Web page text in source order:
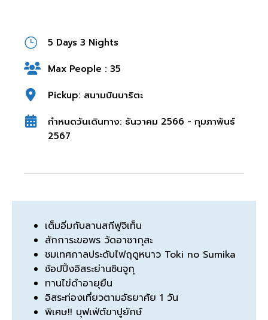
5 Days 3 Nights
Max People : 35
Pickup: สนามบินนาริตะ
กำหนดวันเดินทาง: ธันวาคม 2566 - กุมภาพันธ์
2567
เต็มอิ่มกับลานสกีฟูจิเท็น
สักการะขอพร วัดอาซากุสะ
ชมเทศกาลประดับไฟฤดูหนาว Toki no Sumika
ช้อปปิ้งอิสระย่านชินจูกุ
ทานไข่ดำอายุยืน
อิสระท่องเที่ยวตามอัธยาศัย 1 วัน
พิเศษ!! บุฟเฟ่ต์ขาปูยักษ์